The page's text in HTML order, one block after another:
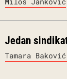
Jedan
Tamara